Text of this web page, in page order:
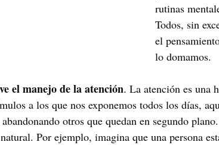
rutinas
Todos, sin
el
lo domamos.
el manejo de la atención. La atención es una
a los que nos exponemos todos los días,
otros que quedan en segundo
Por ejemplo, imagina que una persona